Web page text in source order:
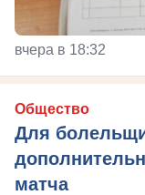
вчера в 18:32
Общество
Для
матча